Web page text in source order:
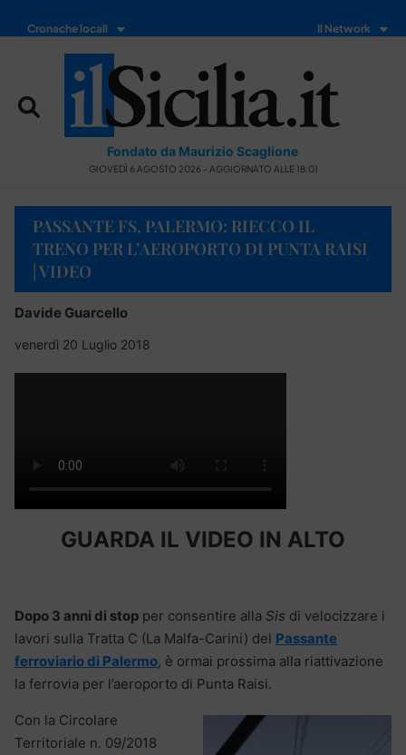
Cronache locali Il Network
Fondato da Maurizio Scaglione
GIOVEDÌ 6 AGOSTO 2026 - AGGIORNATO ALLE 18:01
PASSANTE FS, PALERMO: RIECCO IL
TRENO PER L’AEROPORTO DI PUNTA RAISI
| VIDEO
Davide Guarcello
venerdì 20 Luglio 2018
GUARDA IL VIDEO IN ALTO
Dopo 3 anni di stop per consentire alla Sis di velocizzare i
lavori sulla Tratta C (La Malfa-Carini) del Passante
ferroviario di Palermo, è ormai prossima alla riattivazione
la ferrovia per l’aeroporto di Punta Raisi.
Con la Circolare
Territoriale n. 09/2018